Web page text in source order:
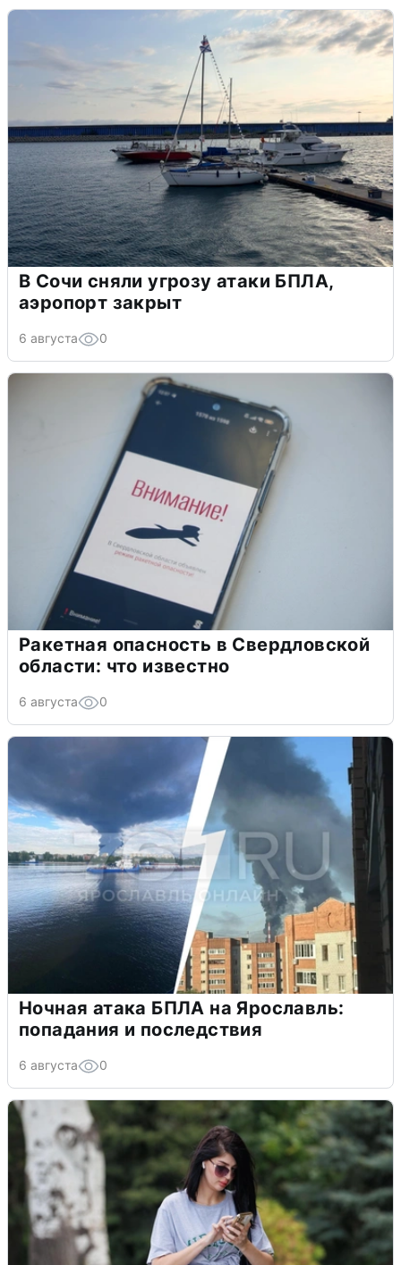
В Сочи сняли угрозу атаки БПЛА,
аэропорт закрыт
6 августа 0
Ракетная опасность в Свердловской
области: что известно
6 августа 0
Ночная атака БПЛА на Ярославль:
попадания и последствия
6 августа 0